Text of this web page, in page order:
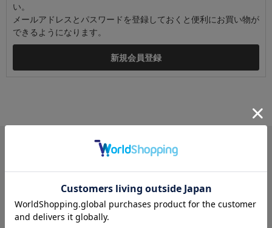
い。
メールアドレスとパスワードを登録しておくと便利にお買い物が
できるようになります。